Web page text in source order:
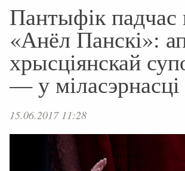
Пантыфік падчас
«Анёл Панскі»:
хрысціянскай
— у
15.06.2017 11:28